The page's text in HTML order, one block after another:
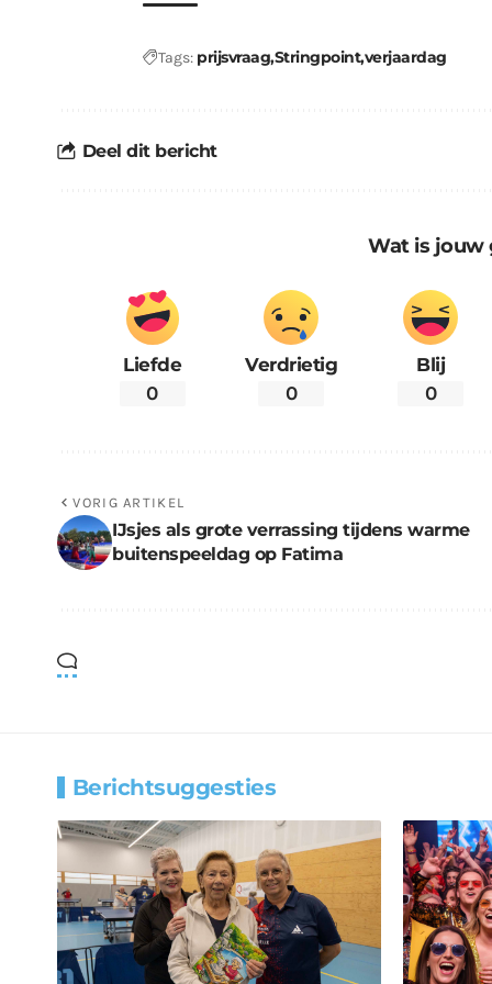
Tags: prijsvraagStringpointverjaardag
Deel dit bericht
Wat is jouw
Liefde
0
Verdrietig
0
Blij
0
VORIG ARTIKEL
IJsjes als grote verrassing tijdens warme
buitenspeeldag op Fatima
Berichtsuggesties